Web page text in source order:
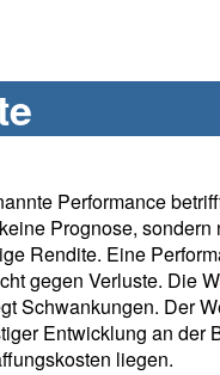
Performance
Prognose,
Rendite. Eine
gegen Verluste. Die
Schwankungen. Der
Entwicklung an der
liegen.